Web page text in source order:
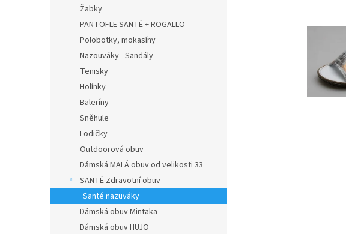
Žabky
PANTOFLE SANTÉ + ROGALLO
Polobotky, mokasíny
Nazouváky - Sandály
Tenisky
Holínky
Baleríny
Sněhule
Lodičky
Outdoorová obuv
Dámská MALÁ obuv od velikosti 33
SANTÉ Zdravotní obuv
Santé nazuváky
Dámská obuv Mintaka
Dámská obuv HUJO